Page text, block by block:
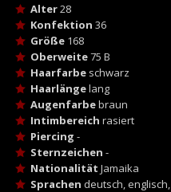
Alter28
Konfektion 36
Größe168
Oberweite75 B
Haarfarbeschwarz
Haarlängelang
Augenfarbebraun
Intimbereich rasiert
Piercing -
Sternzeichen -
Nationalität Jamaika
Sprachen deutsch,